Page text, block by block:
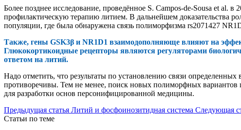
Более позднее исследование, проведённое S. Campos-de-Sousa et
профилактическую терапию литием. В дальнейшем доказательства
популяции, где была обнаружена связь полиморфизма rs2071427
Также, гены GSK3β и NR1D1 взаимодополняюще влияют на
Глюкокортикоидные рецепторы являются регуляторами
ответом на литий.
Надо отметить, что результаты по установлению связи
противоречивы. Тем не менее, поиск новых полиморфных вариантов
для разработки основ персонифицированной медицины.
Предыдущая статья Литий и фосфоинозитидная система Следующая
Статьи по теме